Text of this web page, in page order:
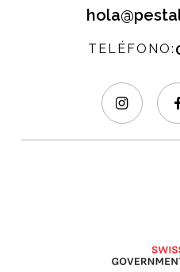
TELÉFONO: